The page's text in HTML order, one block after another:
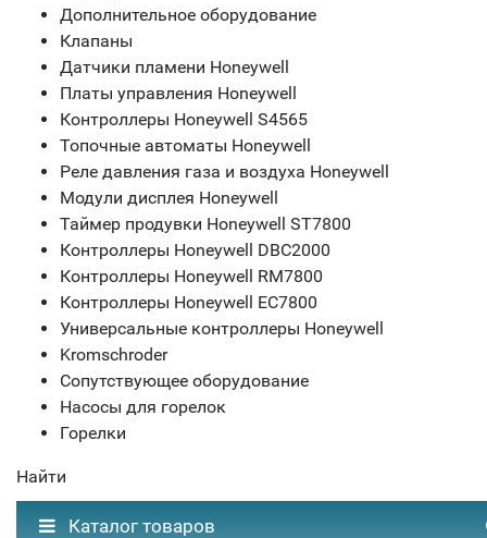
Дополнительное оборудование
Клапаны
Датчики пламени Honeywell
Платы управления Honeywell
Контроллеры Honeywell S4565
Топочные автоматы Honeywell
Реле давления газа и воздуха Honeywell
Модули дисплея Honeywell
Таймер продувки Honeywell ST7800
Контроллеры Honeywell DBC2000
Контроллеры Honeywell RM7800
Контроллеры Honeywell EC7800
Универсальные контроллеры Honeywell
Kromschroder
Сопутствующее оборудование
Насосы для горелок
Горелки
Найти
Каталог товаров